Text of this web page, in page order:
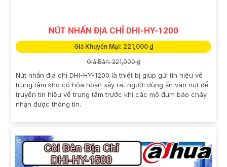
NÚT NHẤN ĐỊA CHỈ DHI-HY-1200
Giá Khuyến Mại: 221,000 ₫
Giá Bán: 221,000 ₫
Nút nhấn địa chỉ DHI-HY-1200 là thiết bị giúp gửi tín hiệu về
trung tâm kho có hỏa hoạn xảy ra, người dùng ấn vào nút để
truyền tín hiệu về trung tâm trước khi các mô đum báo cháy
nhận được thông tin.